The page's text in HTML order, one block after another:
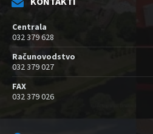
Centrala
032 379 628
Računovodstvo
032 379 027
FAX
032 379 026